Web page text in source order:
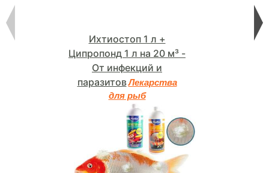
Ихтиостоп 1 л +
Ципропонд 1 л на 20 м³ -
От инфекций и
паразитовЛекарства
для рыб